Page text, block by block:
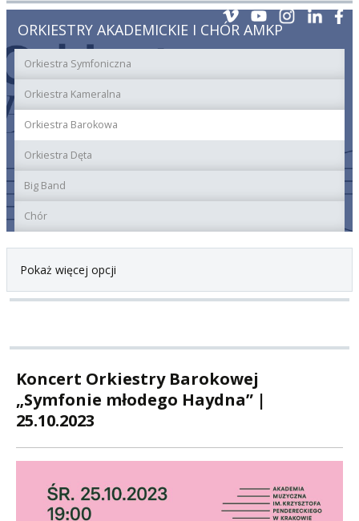
ORKIESTRY AKADEMICKIE I CHÓR AMKP
Orkiestra Symfoniczna
Orkiestra Kameralna
Orkiestra Barokowa
Orkiestra Dęta
Big Band
Chór
Pokaż więcej opcji
Koncert Orkiestry Barokowej
„Symfonie młodego Haydna” |
25.10.2023